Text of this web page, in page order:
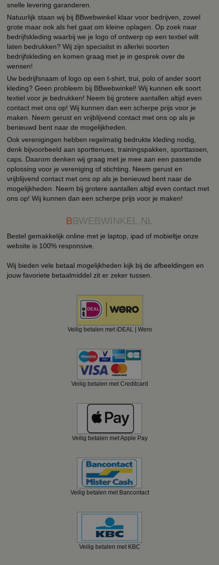
snelle levering garanderen.
Natuurlijk staan wij bij BBwebwinkel klaar voor bedrijven, zowel
grote maar ook als het gaat om kleine oplagen. Op zoek naar
bedrijfskleding waarbij we je logo of ontwerp op een textiel wilt
laten bedrukken? Wij zijn specialist in allerlei soorten
bedrijfskleding en komen graag met je in gesprek over de
wensen!
Uw bedrijfsnaam of logo op een t-shirt, trui, polo of ander soort
kleding? Geen probleem bij BBwebwinkel! Wij kunnen elk soort
textiel voor je bedrukken! Neem bij grotere aantallen altijd even
contact met ons op! Wij kunnen dan een scherpe prijs voor je
maken. Neem gerust en vrijblijvend contact met ons op als je
benieuwd bent naar de mogelijkheden.
Ook verenigingen hebben regelmatig bedrukte kleding nodig,
denk bijvoorbeeld aan sporttenues, trainingspakken, sporttassen,
caps. Daarom denken wij graag met je mee aan een passende
oplossing voor je vereniging of stichting. Neem gerust en
vrijblijvend contact met ons op als je benieuwd bent naar de
mogelijkheden. Neem bij grotere aantallen altijd even contact met
ons op! Wij kunnen dan een scherpe prijs voor je maken!
BBWEBWINKEL.NL
Bestel gemakkelijk online met je laptop, ipad of mobieltje onze
website is 100% responsive.
Wij bieden vele betaal mogelijkheden kijk bij de afbeeldingen en
jouw favoriete betaalmiddel zit er zeker tussen.
Veilig betalen met iDEAL | Wero
Veilig betalen met Creditcard
Veilig betalen met Apple Pay
Veilig betalen met Bancontact
Veilig betalen met KBC